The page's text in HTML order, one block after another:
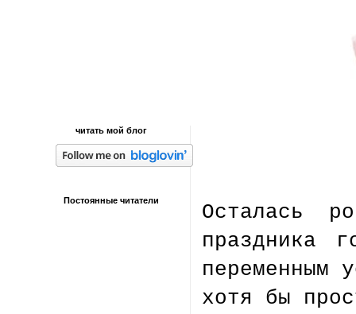
Осталась
праздника
переменным
хотя бы
читать мой блог
Постоянные читатели